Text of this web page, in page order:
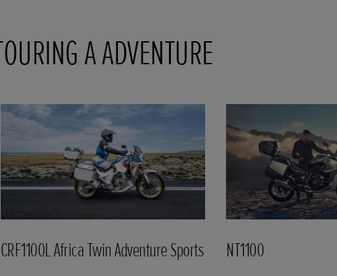
A ADVENTURE
CRF1100L Africa Twin Adventure Sports NT1100